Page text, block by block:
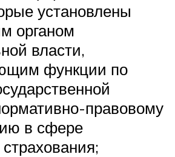
установлены
органом
власти,
функции по
правовому
в сфере